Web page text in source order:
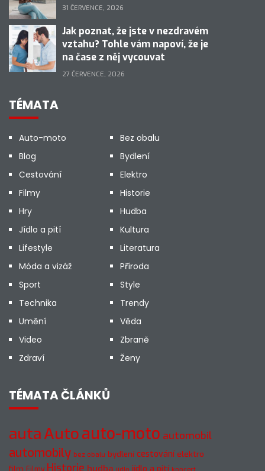
31 ČERVENCE, 2026
Jak poznat, že jste v nezdravém
vztahu? Tohle vám napoví, že je
na čase z něj vycouvat
27 ČERVENCE, 2026
TÉMATA
Auto-moto
Bez obalu
Blog
Bydlení
Cestování
Elektro
Filmy
Historie
Hry
Hudba
Jídlo a pití
Kultura
Lifestyle
Literatura
Móda a vizáž
Příroda
Sport
Style
Technika
Trendy
Umění
Věda
Video
Zbraně
Zdraví
Ženy
TÉMATA ČLÁNKŮ
autaAutoauto-moto automobil
automobily bez obalu bydlení cestování elektro
film Filmy Historie hudba jídlo a pití koncert